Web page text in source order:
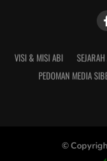
VISI & MISI ABI
PEDOMAN MEDIA
©